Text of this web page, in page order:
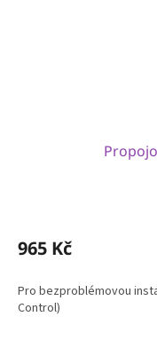
965 Kč
Pro bezproblémovou
Control)